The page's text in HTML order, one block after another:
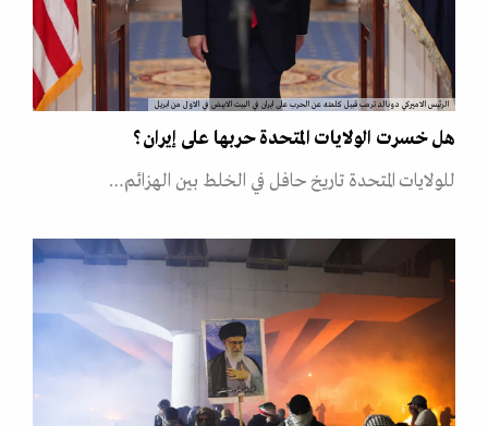
الرئيس الاميركي دونالد ترمب قبيل كلمته عن الحرب على ايران في البيت الابيض في الاول من ابريل
هل خسرت الولايات المتحدة حربها على إيران؟
للولايات المتحدة تاريخ حافل في الخلط بين الهزائم…